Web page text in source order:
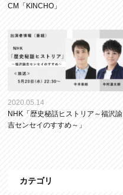
CM「KINCHO」
2020.05.14
NHK「歴史秘話ヒストリア～福沢諭
吉センセイのすすめ～」
カテゴリ